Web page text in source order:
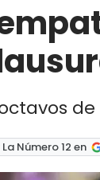
Número 12 en